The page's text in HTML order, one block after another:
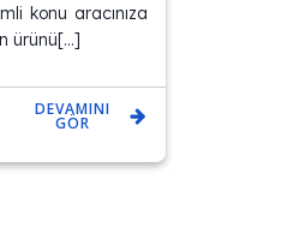
konu aracınıza
ürünü[…]
DEVAMINI
GÖR